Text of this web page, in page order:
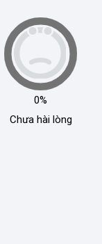
0%
Chưa hài lòng